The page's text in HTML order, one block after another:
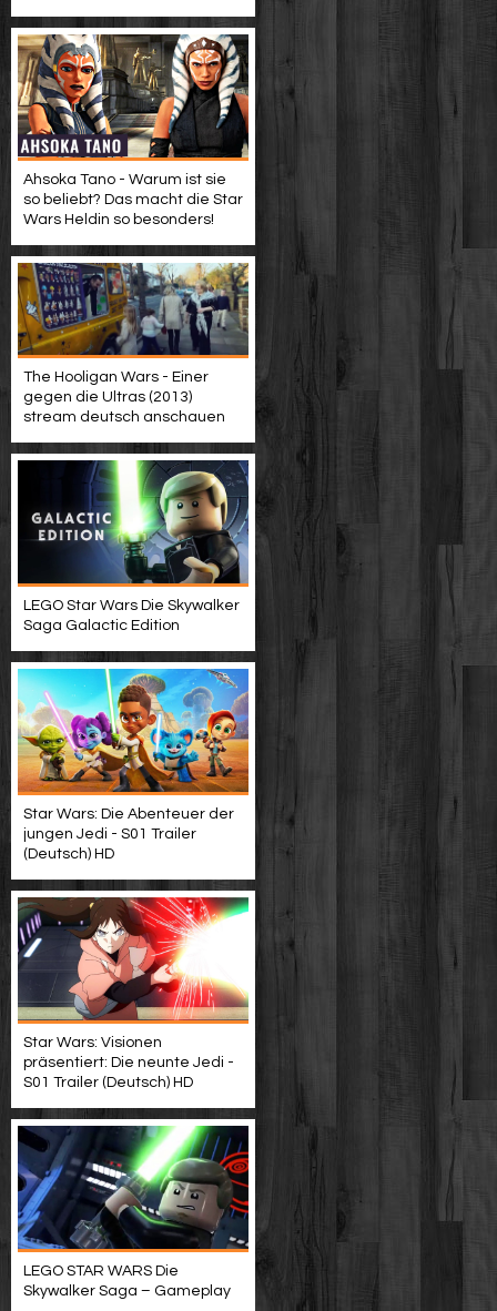
Ahsoka Tano - Warum ist sie
so beliebt? Das macht die Star
Wars Heldin so besonders!
The Hooligan Wars - Einer
gegen die Ultras (2013)
stream deutsch anschauen
LEGO Star Wars Die Skywalker
Saga Galactic Edition
Star Wars: Die Abenteuer der
jungen Jedi - S01 Trailer
(Deutsch) HD
Star Wars: Visionen
präsentiert: Die neunte Jedi -
S01 Trailer (Deutsch) HD
LEGO STAR WARS Die
Skywalker Saga – Gameplay